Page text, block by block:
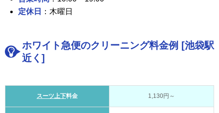
定休日
：木曜日
ホワイト急便のクリーニング料金例 [池袋駅
近く]
スーツ上下料金 1,130円～